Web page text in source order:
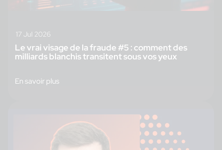
17 Jul 2026
Le vrai visage de la fraude #5 : comment des
milliards blanchis transitent sous vos yeux
En savoir plus